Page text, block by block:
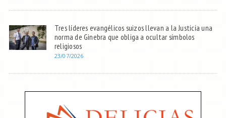
Tres líderes evangélicos suizos llevan a la Justicia una
norma de Ginebra que obliga a ocultar símbolos
religiosos
23/07/2026